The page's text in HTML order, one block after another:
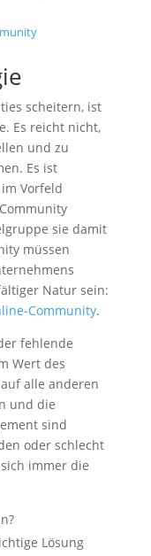
scheitern, ist
Es reicht nicht,
und zu
Es ist
Vorfeld
sie damit
müssen
Natur sein:
Community.
fehlende
Wert des
alle anderen
und die
sind
oder schlecht
immer die
Lösung